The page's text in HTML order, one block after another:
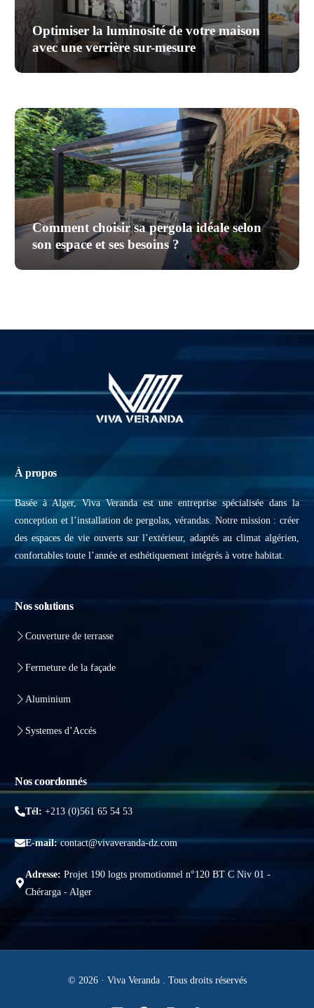
Optimiser la luminosité de votre maison
avec une verrière sur-mesure
Comment choisir sa pergola idéale selon
son espace et ses besoins ?
À propos
Basée à Alger, Viva Veranda est une entreprise spécialisée dans la
conception et l’installation de pergolas, vérandas. Notre mission : créer
des espaces de vie ouverts sur l’extérieur, adaptés au climat algérien,
confortables toute l’année et esthétiquement intégrés à votre habitat.
Nos solutions
Couverture de terrasse
Fermeture de la façade
Aluminium
Systemes d’Accés
Nos coordonnés
Tél:+213 (0)561 65 54 53
E-mail:contact@vivaveranda-dz.com
Adresse:Projet 190 logts promotionnel n°120 BT C Niv 01 -
Chérarga - Alger
© 2026 · Viva Veranda . Tous droits réservés